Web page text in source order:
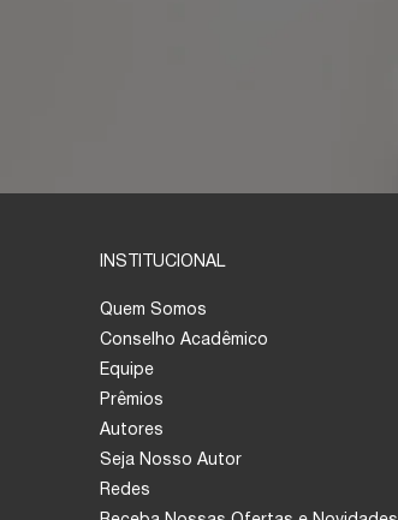
INSTITUCIONAL
Quem Somos
Conselho Acadêmico
Equipe
Prêmios
Autores
Seja Nosso Autor
Redes